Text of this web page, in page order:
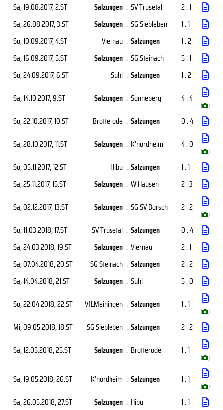
Sa, 19.08.2017, 2.ST Salzungen : SV Trusetal
2 : 1
Sa, 26.08.2017, 3.ST Salzungen : SG Siebleben
1 : 1
So, 10.09.2017, 4.ST Viernau : Salzungen
1 : 2
Sa, 16.09.2017, 5.ST Salzungen : SG Steinach
5 : 1
So, 24.09.2017, 6.ST Suhl : Salzungen
1 : 2
Sa, 14.10.2017, 9.ST Salzungen : Sonneberg 4 : 4
( )
So, 22.10.2017, 10.ST Brotterode : Salzungen
0 : 4
Sa, 28.10.2017, 11.ST Salzungen : K'nordheim 4 : 0
( )
So, 05.11.2017, 12.ST Hibu : Salzungen
1 : 1
Sa, 25.11.2017, 15.ST Salzungen : W'Hausen
2 : 3
Sa, 02.12.2017, 13.ST Salzungen : SG SV Borsch 2 : 2
( )
So, 11.03.2018, 17.ST SV Trusetal : Salzungen
0 : 4
Sa, 24.03.2018, 19.ST Salzungen : Viernau
2 : 1
Sa, 07.04.2018, 20.ST SG Steinach : Salzungen
2 : 2
Sa, 14.04.2018, 21.ST Salzungen : Suhl
5 : 0
So, 22.04.2018, 22.ST VfLMeiningen : Salzungen 1 : 1
( )
Mi, 09.05.2018, 18.ST SG Siebleben : Salzungen
2 : 2
Sa, 12.05.2018, 25.ST Salzungen : Brotterode 1 : 1
( )
Sa, 19.05.2018, 26.ST K'nordheim : Salzungen 1 : 1
( )
Sa, 26.05.2018, 27.ST Salzungen : Hibu 1 : 1